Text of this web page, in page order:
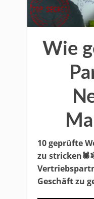
Wie
10 geprüfte
zu
Geschäft zu